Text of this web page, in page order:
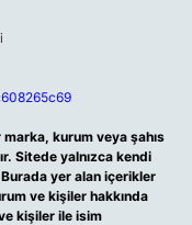
kurum veya şahıs
Sitede yalnızca kendi
Burada yer alan içerikler
ve kişiler hakkında
kişiler ile isim